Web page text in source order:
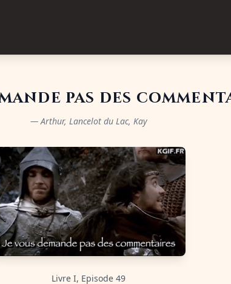
pas des
— Arthur, Lancelot du Lac, Kay
Livre I, Episode 49